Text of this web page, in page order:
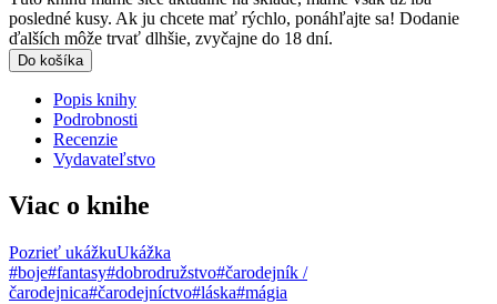
posledné kusy. Ak ju chcete mať rýchlo, ponáhľajte sa! Dodanie
ďalších môže trvať dlhšie, zvyčajne do 18 dní.
Do košíka
Popis knihy
Podrobnosti
Recenzie
Vydavateľstvo
Viac o knihe
Pozrieť ukážkuUkážka
#boje#fantasy#dobrodružstvo#čarodejník /
čarodejnica#čarodejníctvo#láska#mágia